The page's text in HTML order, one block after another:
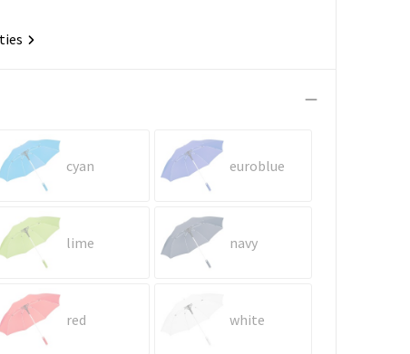
cyan euroblue
lime navy
red white